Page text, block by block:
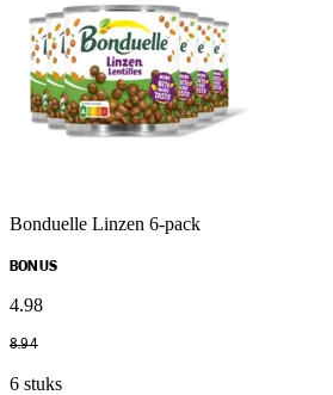
Bonduelle Linzen 6-pack
BONUS
4.98
8.94
6 stuks